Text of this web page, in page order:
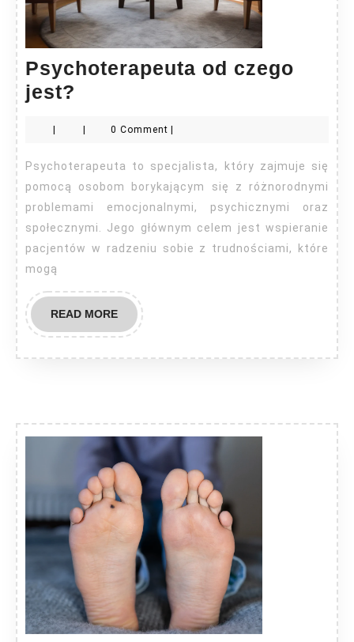
Psychoterapeuta od czego
jest?
czego
jest?
| | 0 Comment |
Psychoterapeuta to specjalista, który zajmuje się
pomocą osobom borykającym się z różnorodnymi
problemami emocjonalnymi, psychicznymi oraz
społecznymi. Jego głównym celem jest wspieranie
pacjentów w radzeniu sobie z trudnościami, które
mogą
READ MOREREAD
MORE